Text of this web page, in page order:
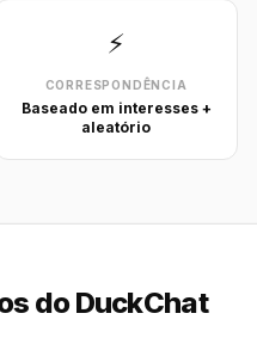
⚡
CORRESPONDÊNCIA
Baseado em interesses +
aleatório
do DuckChat